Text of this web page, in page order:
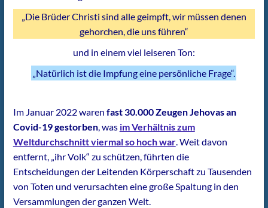
„Die Brüder Christi sind alle geimpft, wir müssen denen
gehorchen, die uns führen“
und in einem viel leiseren Ton:
„Natürlich ist die Impfung eine persönliche Frage“.
Im Januar 2022 waren fast 30.000 Zeugen Jehovas an
Covid-19 gestorben, was im Verhältnis zum
Weltdurchschnitt viermal so hoch war. Weit davon
entfernt, „ihr Volk“ zu schützen, führten die
Entscheidungen der Leitenden Körperschaft zu Tausenden
von Toten und verursachten eine große Spaltung in den
Versammlungen der ganzen Welt.